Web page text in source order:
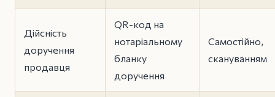
Дійсність
доручення
продавця
QR-код на
нотаріальному
бланку
доручення
Самостійно,
скануванням